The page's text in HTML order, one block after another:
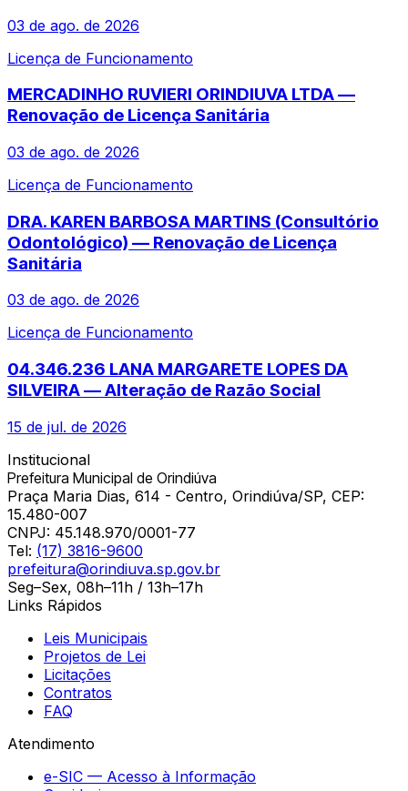
03 de ago. de 2026
Licença de Funcionamento
MERCADINHO RUVIERI ORINDIUVA LTDA —
Renovação de Licença Sanitária
03 de ago. de 2026
Licença de Funcionamento
DRA. KAREN BARBOSA MARTINS (Consultório
Odontológico) — Renovação de Licença
Sanitária
03 de ago. de 2026
Licença de Funcionamento
04.346.236 LANA MARGARETE LOPES DA
SILVEIRA — Alteração de Razão Social
15 de jul. de 2026
Institucional
Prefeitura Municipal de Orindiúva
Praça Maria Dias, 614 - Centro, Orindiúva/SP, CEP:
15.480-007
CNPJ: 45.148.970/0001-77
Tel: (17) 3816-9600
prefeitura@orindiuva.sp.gov.br
Seg–Sex, 08h–11h / 13h–17h
Links Rápidos
Leis Municipais
Projetos de Lei
Licitações
Contratos
FAQ
Atendimento
e-SIC — Acesso à Informação